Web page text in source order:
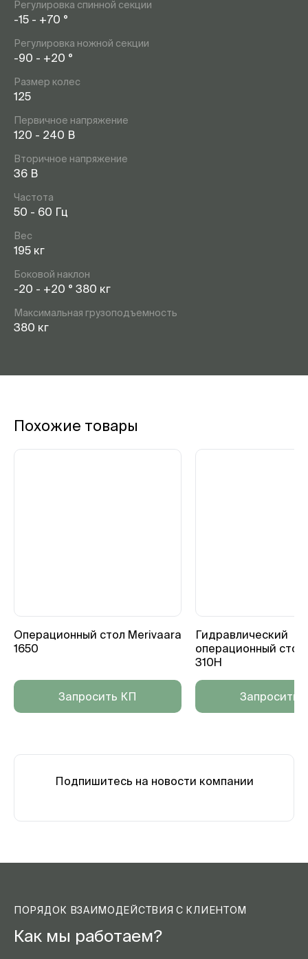
Регулировка спинной секции
-15 - +70 °
Регулировка ножной секции
-90 - +20 °
Размер колес
125
Первичное напряжение
120 - 240 В
Вторичное напряжение
36 В
Частота
50 - 60 Гц
Вес
195 кг
Боковой наклон
-20 - +20 ° 380 кг
Максимальная грузоподъемность
380 кг
Похожие товары
Операционный стол Merivaara
1650
Запросить КП
Гидравлический
операционный стол
310H
Запросить
Подпишитесь на новости компании
ПОРЯДОК ВЗАИМОДЕЙСТВИЯ С КЛИЕНТОМ
Как мы работаем?